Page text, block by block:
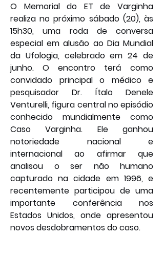
O Memorial do ET de Varginha
realiza no próximo sábado (20), às
15h30, uma roda de conversa
especial em alusão ao Dia Mundial
da Ufologia, celebrado em 24 de
junho. O encontro terá como
convidado principal o médico e
pesquisador Dr. Ítalo Denele
Venturelli, figura central no episódio
conhecido mundialmente como
Caso Varginha. Ele ganhou
notoriedade nacional e
internacional ao afirmar que
analisou o ser não humano
capturado na cidade em 1996, e
recentemente participou de uma
importante conferência nos
Estados Unidos, onde apresentou
novos desdobramentos do caso.